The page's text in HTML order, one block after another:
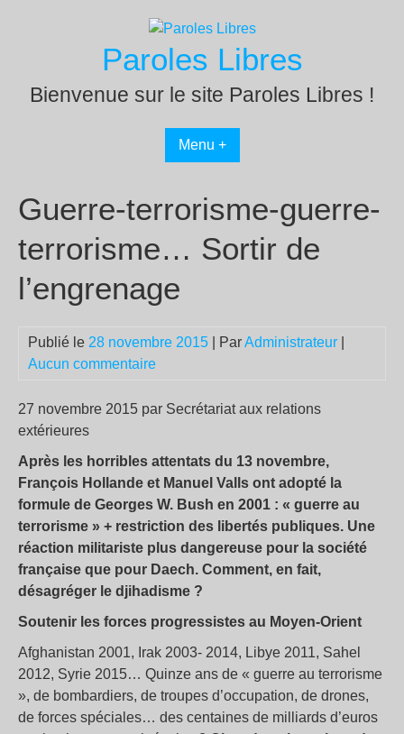
Paroles Libres
Bienvenue sur le site Paroles Libres !
Menu +
Guerre-terrorisme-guerre-
terrorisme… Sortir de
l’engrenage
Publié le 28 novembre 2015 | ParAdministrateur
Aucun commentaire
27 novembre 2015 par Secrétariat aux relations
extérieures
Après les horribles attentats du 13 novembre,
François Hollande et Manuel Valls ont adopté la
formule de Georges W. Bush en 2001 : « guerre au
terrorisme » + restriction des libertés publiques. Une
réaction militariste plus dangereuse pour la société
française que pour Daech. Comment, en fait,
désagréger le djihadisme ?
Soutenir les forces progressistes au Moyen-Orient
Afghanistan 2001, Irak 2003- 2014, Libye 2011, Sahel
2012, Syrie 2015… Quinze ans de « guerre au terrorisme
», de bombardiers, de troupes d’occupation, de drones,
de forces spéciales… des centaines de milliards d’euros